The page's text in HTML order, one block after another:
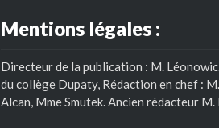
Mentions légales :
Directeur de la publication : M.
du collège Dupaty, Rédaction en chef :
Alcan, Mme Smutek. Ancien rédacteur M.